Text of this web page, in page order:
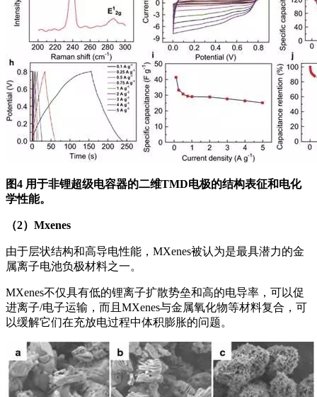
图4 用于非锂超级电容器的二维TMD电极的结构表征和电化
学性能。
（2）Mxenes
由于层状结构和高导电性能，MXenes被认为是最具潜力的金
属离子电池负极材料之一。
MXenes不仅具有低的锂离子扩散势垒和高的电导率，可以促
进离子/电子运输，而且MXenes与金属氧化物等材料复合，可
以缓解它们在充放电过程中体积膨胀的问题。